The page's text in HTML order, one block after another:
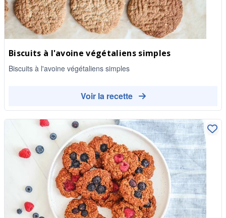
Biscuits à l'avoine végétaliens simples
Biscuits à l'avoine végétaliens simples
Voir la recette